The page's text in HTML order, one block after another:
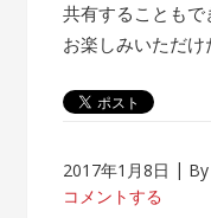
共有することもで
お楽しみいただけ
2017年1月8日
コメントする